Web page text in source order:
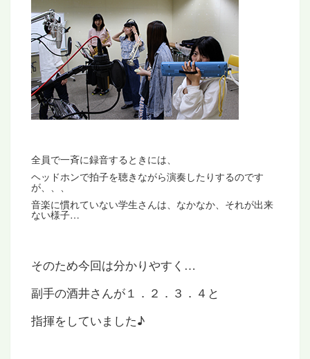
全員で一斉に録音するときには、
ヘッドホンで拍子を聴きながら演奏したりするのです
が、、、
音楽に慣れていない学生さんは、なかなか、それが出来
ない様子…
そのため今回は分かりやすく…
副手の酒井さんが１．２．３．４と
指揮をしていました♪